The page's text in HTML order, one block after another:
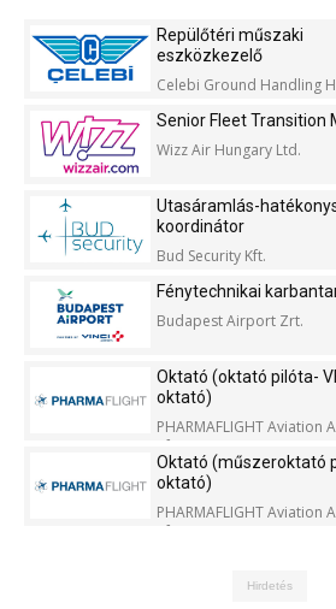
Repülőtéri műszaki
eszközkezelő
Celebi Ground Handling
Senior Fleet Transition
Wizz Air Hungary Ltd.
Utasáramlás-
koordinátor
Bud Security Kft.
Fénytechnikai
Budapest Airport Zrt.
Oktató (oktató pilóta-
oktató)
PHARMAFLIGHT Aviation
Kft.
Oktató (műszeroktató
oktató)
PHARMAFLIGHT Aviation
Kft.
Hirdetés